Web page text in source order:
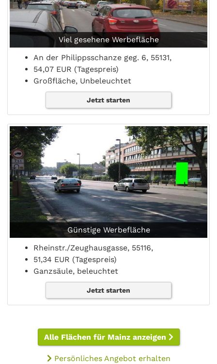
Viel gesehene Werbefläche
An der Philippsschanze geg. 6, 55131,
54,07 EUR (Tagespreis)
Großfläche, Unbeleuchtet
Jetzt starten
Günstige Werbefläche
Rheinstr./Zeughausgasse, 55116,
51,34 EUR (Tagespreis)
Ganzsäule, beleuchtet
Jetzt starten
Alle Flächen für Mainz anzeigen
Persönliches Angebot erhalten